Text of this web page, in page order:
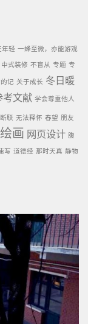
年轻 一蜂至微，亦能游观
中式装修 不盲从 专题 专
记 关于成长 冬日暖
考文献 学会尊重他人
断联 无法释怀 春望 朋友
绘画 网页设计 腹
写 道德经 那时天真 静物